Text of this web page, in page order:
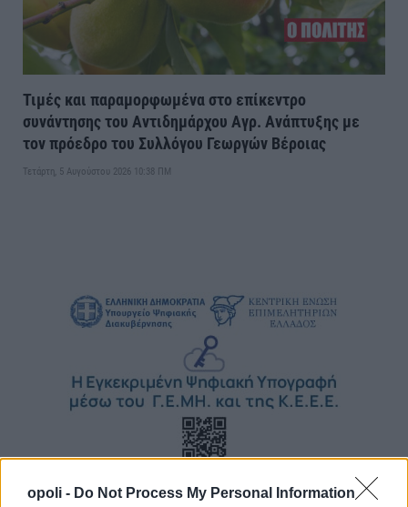
opoli - Do Not Process My Personal Information
Τιμές και παραμορφωμένα στο επίκεντρο
συνάντησης του Αντιδημάρχου Αγρ. Ανάπτυξης με
τον πρόεδρο του Συλλόγου Γεωργών Βέροιας
Τετάρτη, 5 Αυγούστου 2026 10:38 ΠΜ